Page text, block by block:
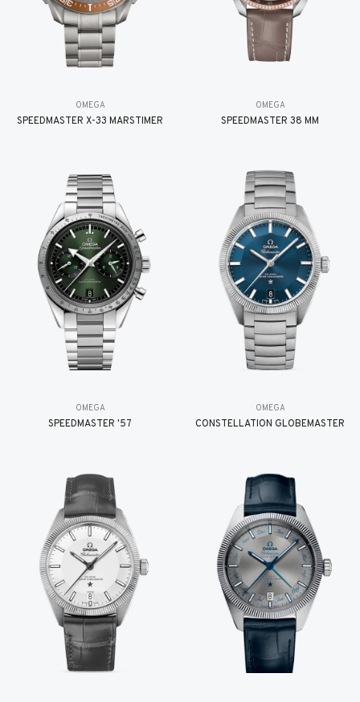
OMEGA
SPEEDMASTER X-33 MARSTIMER
OMEGA
SPEEDMASTER 38 MM
OMEGA
SPEEDMASTER '57
OMEGA
CONSTELLATION GLOBEMASTER